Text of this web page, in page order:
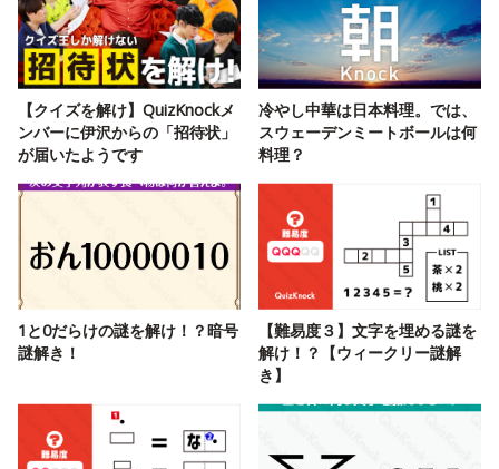
【クイズを解け】QuizKnockメ
ンバーに伊沢からの「招待状」
が届いたようです
冷やし中華は日本料理。では、
スウェーデンミートボールは何
料理？
1と0だらけの謎を解け！？暗号
謎解き！
【難易度３】文字を埋める謎を
解け！？【ウィークリー謎解
き】